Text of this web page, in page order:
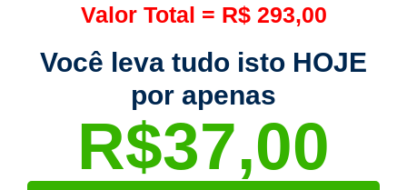
Valor Total = R$ 293,00
Você leva tudo isto HOJE
por apenas
R$37,00